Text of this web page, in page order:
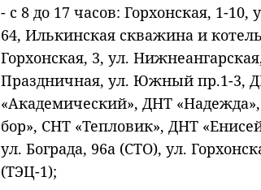
- с 8 до 17 часов: Горхонская, 1-
64, Илькинская скважина и
Горхонская, 3, ул.
Праздничная, ул. Южный пр.1-3,
«Академический», ДНТ
бор», СНТ «Тепловик», ДНТ
ул. Бограда, 96а (СТО), ул.
(ТЭЦ-1);